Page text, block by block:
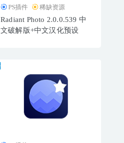
PS插件 稀缺资源
Radiant Photo 2.0.0.539 中
文破解版+中文汉化预设